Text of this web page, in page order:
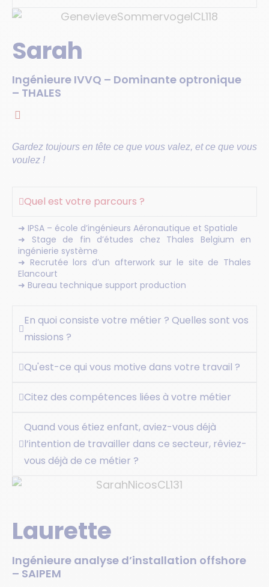
Sarah
Ingénieure IVVQ – Dominante optronique
– THALES
Gardez toujours en tête ce que vous valez, et ce que vous
voulez !
Quel est votre parcours ?
➜ IPSA – école d’ingénieurs Aéronautique et Spatiale
➜ Stage de fin d’études chez Thales Belgium en
ingénierie système
➜ Recrutée lors d’un afterwork sur le site de Thales
Elancourt
➜ Bureau technique support production
En quoi consiste votre métier ? Quelles sont vos
missions ?
Qu'est-ce qui vous motive dans votre travail ?
Citez des compétences liées à votre métier
Quand vous étiez enfant, aviez-vous déjà
l’intention de travailler dans ce secteur, rêviez-
vous déjà de ce métier ?
Laurette
Ingénieure analyse d’installation offshore
– SAIPEM